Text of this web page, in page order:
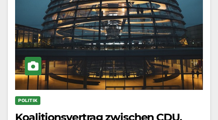
POLITIK
Koalitionsvertrag zwischen CDU,